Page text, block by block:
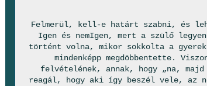
Felmerül, kell-e határt szabni, és
Igen és nemIgen, mert a szülő
történt volna, mikor sokkolta a
mindenképp megdöbbentette.
felvételének, annak, hogy „na, majd
reagál, hogy aki így beszél vele, az